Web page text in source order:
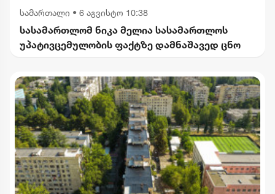
სამართალი • 6 აგვისტო 10:38
სასამართლომ ნიკა მელია სასამართლოს
უპატივცემულობის ფაქტზე დამნაშავედ ცნო